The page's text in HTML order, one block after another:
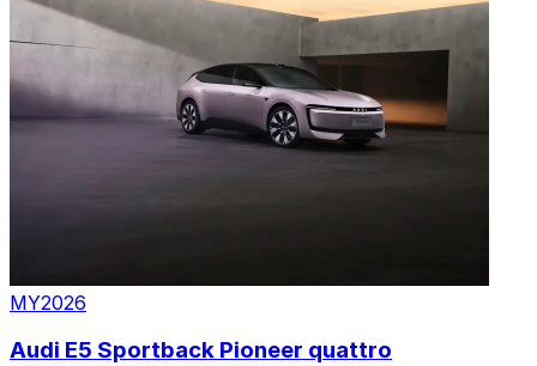
MY2026
Audi E5 Sportback Pioneer quattro